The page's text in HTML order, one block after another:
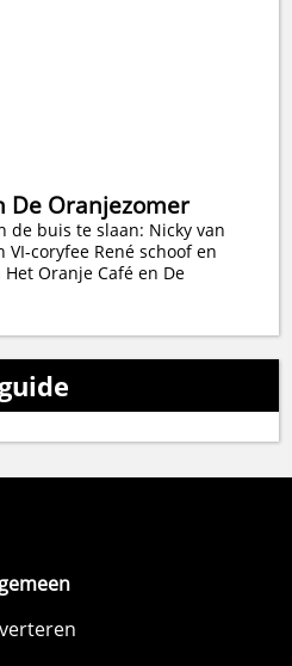
De Oranjezomer
de buis te slaan: Nicky van
VI-coryfee René schoof en
Oranje Café en De